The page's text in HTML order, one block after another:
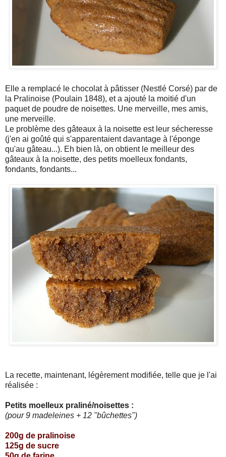
Elle a remplacé le chocolat à pâtisser (Nestlé Corsé) par de
la Pralinoise (Poulain 1848), et a ajouté la moitié d'un
paquet de poudre de noisettes. Une merveille, mes amis,
une merveille.
Le problème des gâteaux à la noisette est leur sécheresse
(j'en ai goûté qui s'apparentaient davantage à l'éponge
qu'au gâteau...). Eh bien là, on obtient le meilleur des
gâteaux à la noisette, des petits moelleux fondants,
fondants, fondants...
La recette, maintenant, légèrement modifiée, telle que je l'ai
réalisée :
Petits moelleux praliné/noisettes :
(pour 9 madeleines + 12 "bûchettes")
200g de pralinoise
125g de sucre